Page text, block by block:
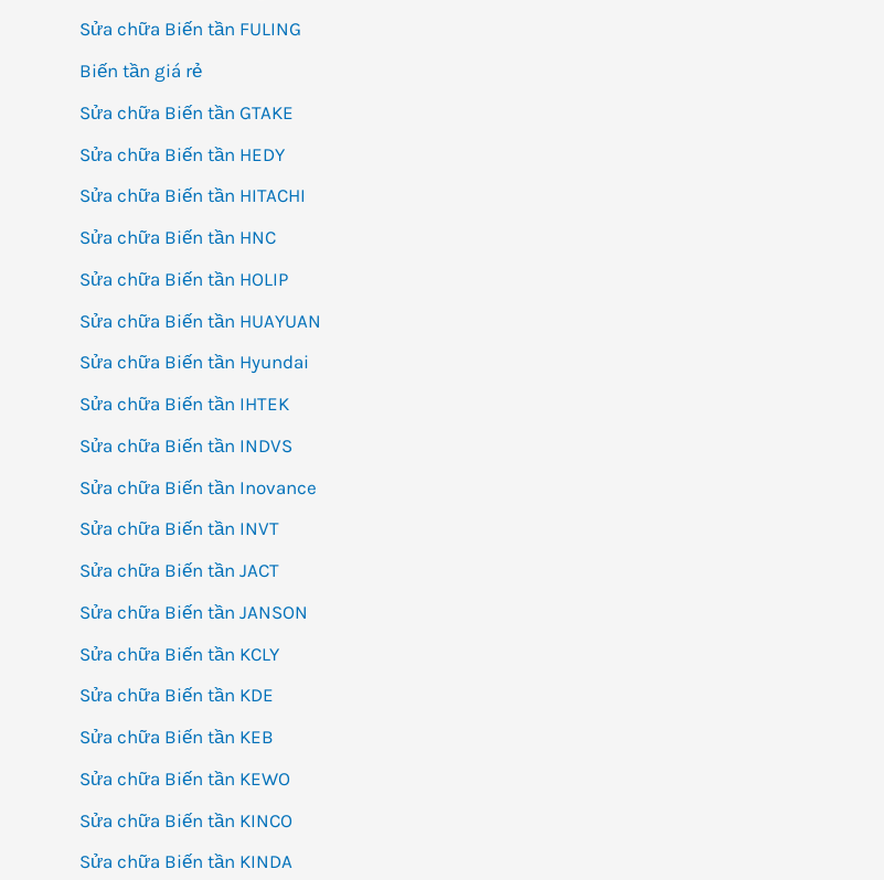
Sửa chữa Biến tần FULING
Biến tần giá rẻ
Sửa chữa Biến tần GTAKE
Sửa chữa Biến tần HEDY
Sửa chữa Biến tần HITACHI
Sửa chữa Biến tần HNC
Sửa chữa Biến tần HOLIP
Sửa chữa Biến tần HUAYUAN
Sửa chữa Biến tần Hyundai
Sửa chữa Biến tần IHTEK
Sửa chữa Biến tần INDVS
Sửa chữa Biến tần Inovance
Sửa chữa Biến tần INVT
Sửa chữa Biến tần JACT
Sửa chữa Biến tần JANSON
Sửa chữa Biến tần KCLY
Sửa chữa Biến tần KDE
Sửa chữa Biến tần KEB
Sửa chữa Biến tần KEWO
Sửa chữa Biến tần KINCO
Sửa chữa Biến tần KINDA